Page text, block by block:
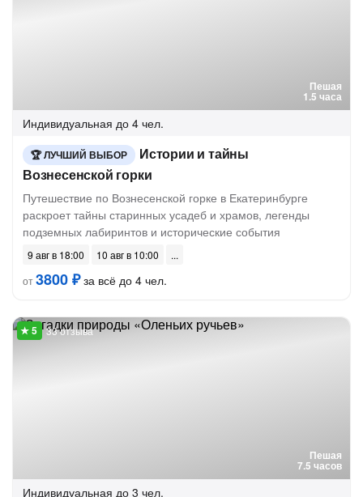
Пешая
1.5 часа
Индивидуальная до 4 чел.
ЛУЧШИЙ ВЫБОР
Истории и тайны
Вознесенской горки
Путешествие по Вознесенской горке в Екатеринбурге
раскроет тайны старинных усадеб и храмов, легенды
подземных лабиринтов и исторические события
9 авг в 18:00
10 авг в 10:00
от3800 ₽за всё до 4 чел.
Пешая
7.5 часов
33 отзыва
Индивидуальная до 3 чел.